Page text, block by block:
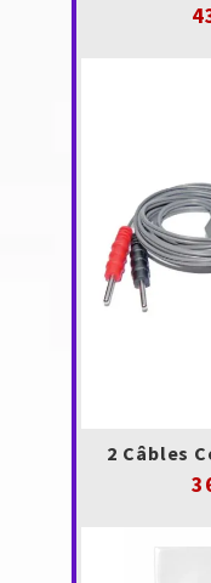
2 Câbles